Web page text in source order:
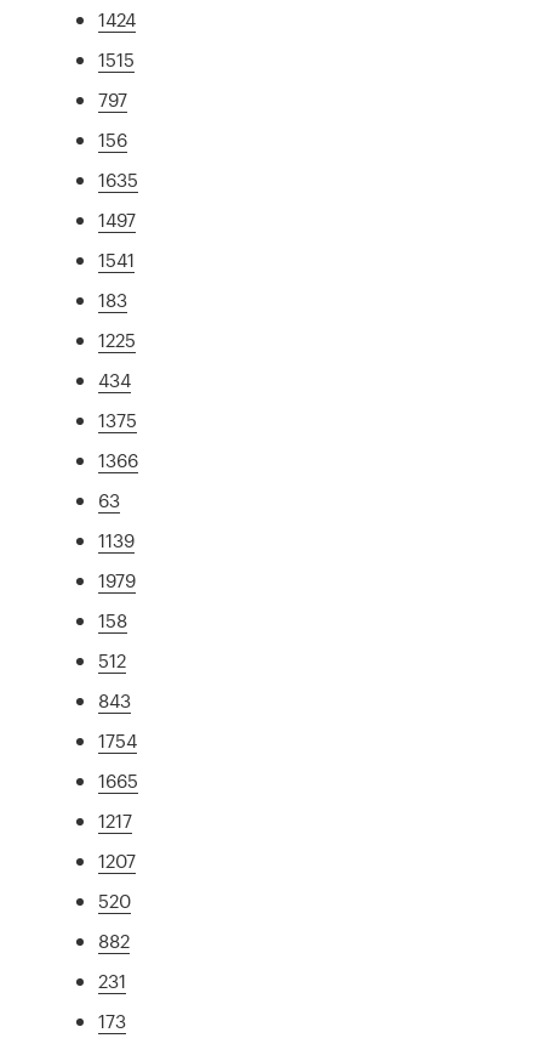
1424
1515
797
156
1635
1497
1541
183
1225
434
1375
1366
63
1139
1979
158
512
843
1754
1665
1217
1207
520
882
231
173